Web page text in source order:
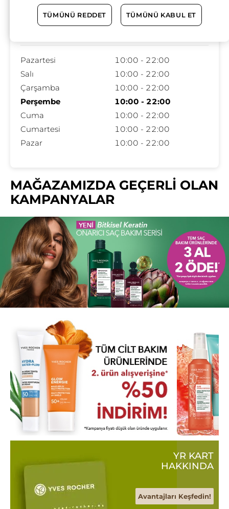
Çalışma Saatleri
Pazartesi
10:00 - 22:00
Salı
10:00 - 22:00
Çarşamba
10:00 - 22:00
Perşembe
10:00 - 22:00
Cuma
10:00 - 22:00
Cumartesi
10:00 - 22:00
Pazar
10:00 - 22:00
MAĞAZAMIZDA GEÇERLİ OLAN
KAMPANYALAR
YR KART
HAKKINDA
Avantajları Keşfedin!
TÜMÜNÜ REDDET TÜMÜNÜ KABUL ET